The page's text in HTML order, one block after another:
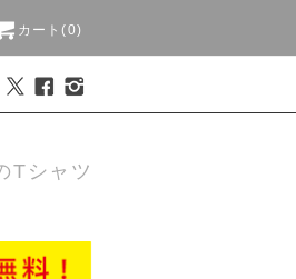
カート(0)
Tシャツ